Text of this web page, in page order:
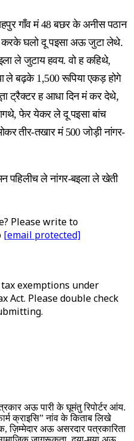
गाँव मं 48 बछर के अनीस पठान
करके घलो दू पइसा अऊ जुटा लेथे.
ले जुटाय हवय. वो ह कहिथे,
ले बढ़के 1,500 रूपिया एकड़ होगे
ट्रैक्टर ह आधा दिन मं कर देथे,
फेर येकर ले दू पइसा बांच
तीर-तखार मं 500 जोड़ी नांगर-
पहिलीच ले नांगर-बइला ले खेती
Please write to
[email protected]
exemptions under
Act. Please double check
अऊ पारी के घूमंतु रिपोर्टर आंय.
क्राइसि” नांव के किताब लिखे
ज़िम्मेदार अऊ असरदार पत्रकारिता